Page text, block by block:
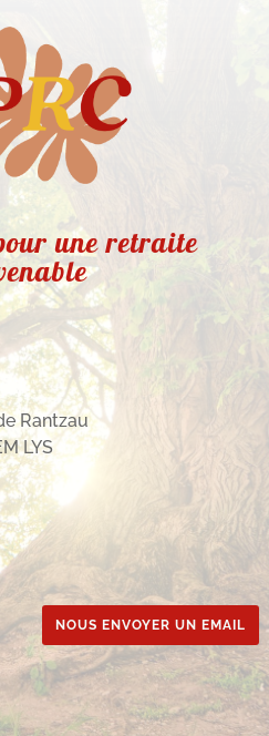
une retraite
Rantzau
LYS
NOUS ENVOYER UN EMAIL